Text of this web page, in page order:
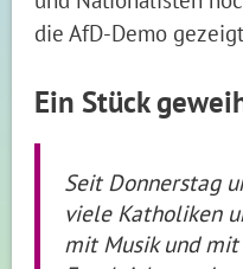
die AfD-Demo
Ein Stück
Seit Donnerstag
viele Katholiken
mit Musik und